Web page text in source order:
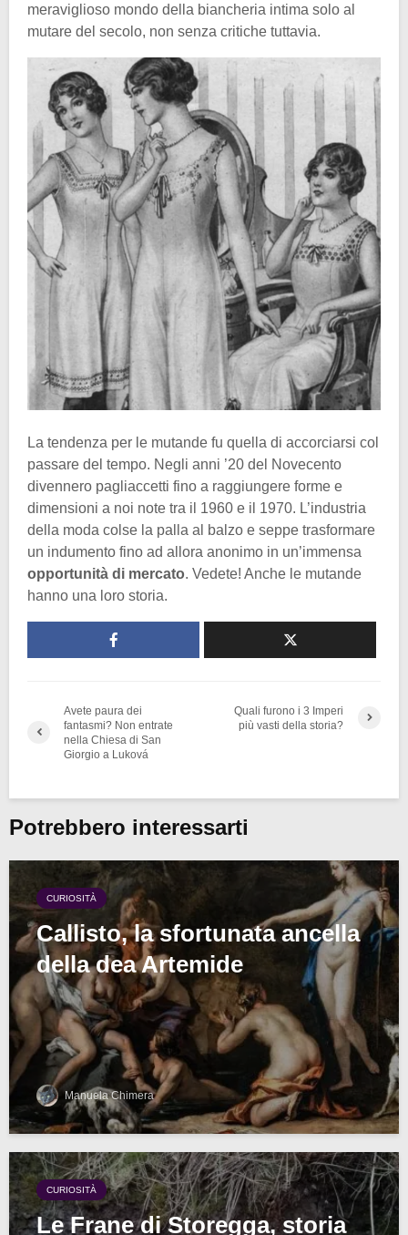
meraviglioso mondo della biancheria intima solo al
mutare del secolo, non senza critiche tuttavia.
La tendenza per le mutande fu quella di accorciarsi col
passare del tempo. Negli anni ’20 del Novecento
divennero pagliaccetti fino a raggiungere forme e
dimensioni a noi note tra il 1960 e il 1970. L’industria
della moda colse la palla al balzo e seppe trasformare
un indumento fino ad allora anonimo in un’immensa
opportunità di mercato. Vedete! Anche le mutande
hanno una loro storia.
Avete paura dei
fantasmi? Non entrate
nella Chiesa di San
Giorgio a Luková
Quali furono i 3 Imperi
più vasti della storia?
Potrebbero interessarti
CURIOSITÀ
Callisto, la sfortunata ancella
della dea Artemide
Manuela Chimera
CURIOSITÀ
Le Frane di Storegga, storia